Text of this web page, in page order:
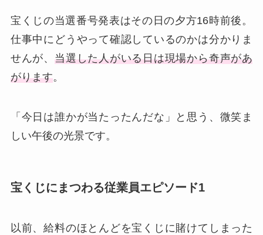
宝くじの当選番号発表はその日の夕方16時前後。
仕事中にどうやって確認しているのかは分かりま
せんが、 当選した人がいる日は現場から奇声があ
がります。
「今日は誰かが当たったんだな」と思う、微笑ま
しい午後の光景です。
宝くじにまつわる従業員エピソード1
以前、給料のほとんどを宝くじに賭けてしまった